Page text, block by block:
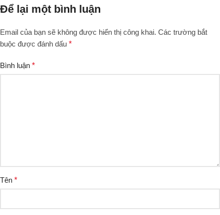
Để lại một bình luận
Email của bạn sẽ không được hiển thị công khai. Các trường bắt
buộc được đánh dấu *
Bình luận *
Tên *